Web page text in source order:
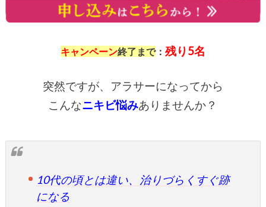
キャンペーン終了 まで：
突然ですが、アラサーになってから
こんなニキビ悩みありませんか？
10代の頃とは違い、治りづらくすぐ跡
になる